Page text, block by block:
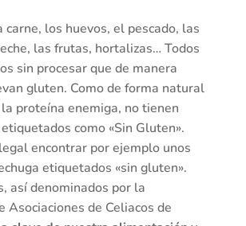
carne, los huevos, el pescado, las
las frutas, hortalizas… Todos
sin procesar que de manera
gluten. Como de forma natural
proteína enemiga, no tienen
como «Sin Gluten».
encontrar por ejemplo unos
etiquetados «sin gluten».
así denominados por la
Asociaciones de Celiacos de